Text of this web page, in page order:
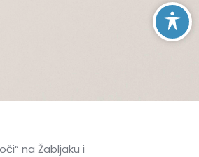
na Žabljaku i